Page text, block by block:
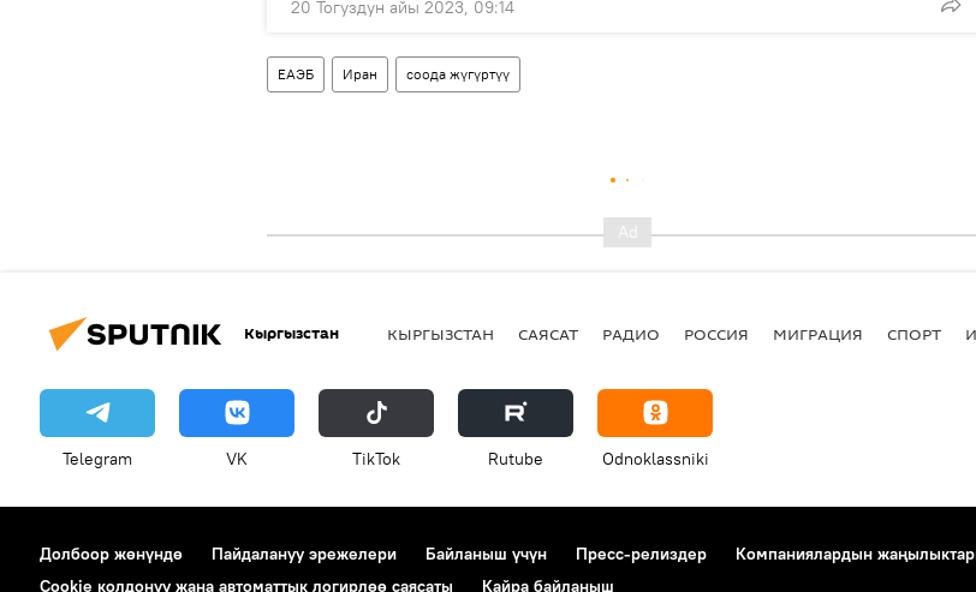
20 Тогуздун айы 2023, 09:14
ЕАЭБ Иран соода жүгүртүү
Кыргызстан КЫРГЫЗСТАН САЯСАТ РАДИО РОССИЯ МИГРАЦИЯ СПОРТ
Telegram VK ТikТоk Rutube Odnoklassniki
Долбоор жөнүндө Пайдалануу эрежелери Байланыш үчүн Пресс-релиздер Компаниялардын
Cookie колдонуу жана автоматтык логирлөө саясаты
Кайра байланыш